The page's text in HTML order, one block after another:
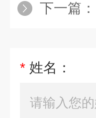
下一篇：
* 姓名：